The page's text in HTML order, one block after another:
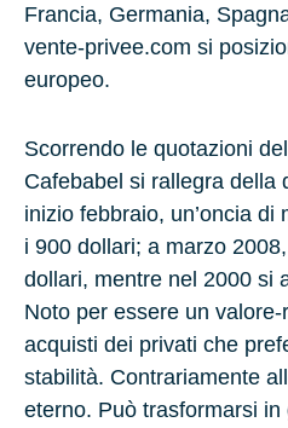
Francia, Germania,
vente-privee.com si
europeo.
Scorrendo le quotazioni
Cafebabel si rallegra della
inizio febbraio, un’oncia
i 900 dollari; a marzo
dollari, mentre nel 2000 si
Noto per essere un valore-
acquisti dei privati che
stabilità. Contrariamente
eterno. Può trasformarsi